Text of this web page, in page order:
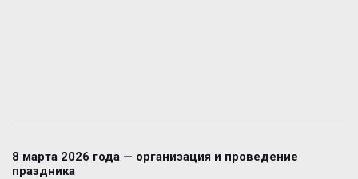
8 марта 2026 года — организация и проведение
праздника